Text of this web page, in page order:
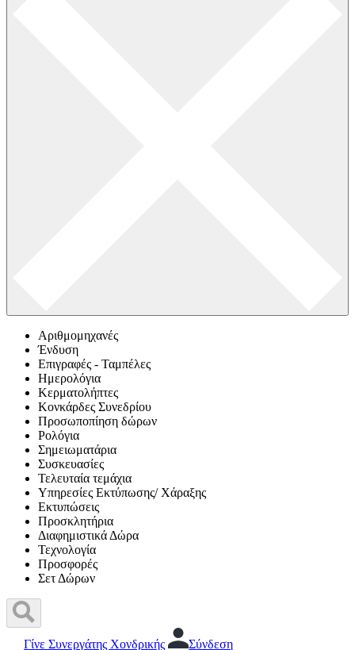
Αριθμομηχανές
Ένδυση
Επιγραφές - Ταμπέλες
Ημερολόγια
Κερματολήπτες
Κονκάρδες Συνεδρίου
Προσωποπίηση δώρων
Ρολόγια
Σημειωματάρια
Συσκευασίες
Τελευταία τεμάχια
Υπηρεσίες Εκτύπωσης/ Χάραξης
Εκτυπώσεις
Προσκλητήρια
Διαφημιστικά Δώρα
Τεχνολογία
Προσφορές
Σετ Δώρων
Γίνε Συνεργάτης Χονδρικής Σύνδεση